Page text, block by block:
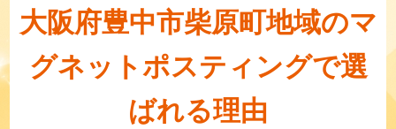
大阪府豊中市柴原町地域のマ
グネットポスティングで選
ばれる理由